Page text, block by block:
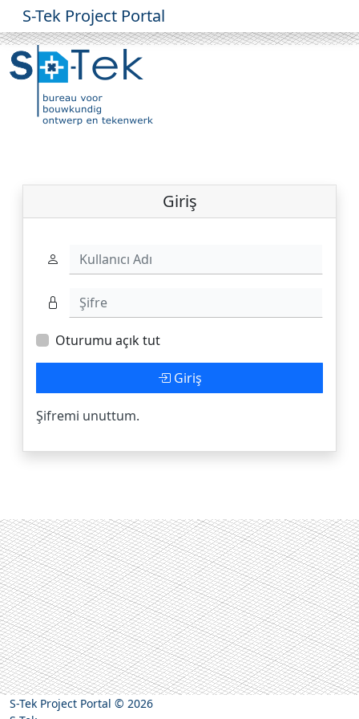
S-Tek Project Portal
Giriş
Kullanıcı Adı
Şifre
Oturumu açık tut
Giriş
Şifremi unuttum.
S-Tek Project Portal © 2026